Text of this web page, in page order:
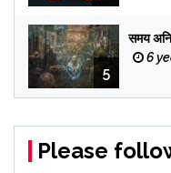
5
समय
6
Please